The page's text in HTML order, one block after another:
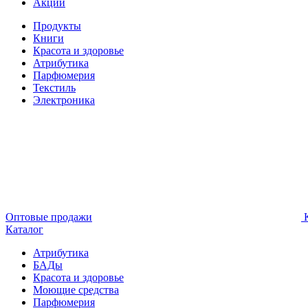
Акции
Продукты
Книги
Красота и здоровье
Атрибутика
Парфюмерия
Текстиль
Электроника
Оптовые продажи
Каталог
Атрибутика
БАДы
Красота и здоровье
Моющие средства
Парфюмерия